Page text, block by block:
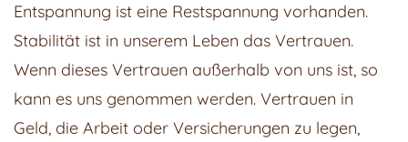
Entspannung ist eine Restspannung vorhanden.
Stabilität ist in unserem Leben das Vertrauen.
Wenn dieses Vertrauen außerhalb von uns ist, so
kann es uns genommen werden. Vertrauen in
Geld, die Arbeit oder Versicherungen zu legen,